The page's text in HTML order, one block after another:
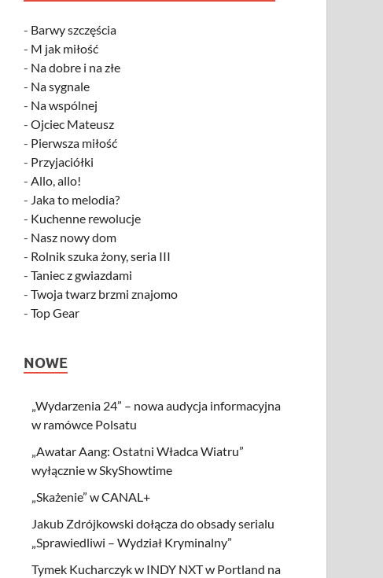
- Barwy szczęścia
- M jak miłość
- Na dobre i na złe
- Na sygnale
- Na wspólnej
-Ojciec Mateusz
- Pierwsza miłość
- Przyjaciółki
-Allo, allo!
- Jaka to melodia?
- Kuchenne rewolucje
- Nasz nowy dom
- Rolnik szuka żony, seria III
-Taniec z gwiazdami
-Twoja twarz brzmi znajomo
-Top Gear
NOWE
„Wydarzenia 24” – nowa audycja informacyjna
w ramówce Polsatu
„Awatar Aang: Ostatni Władca Wiatru”
wyłącznie w SkyShowtime
„Skażenie” w CANAL+
Jakub Zdrójkowski dołącza do obsady serialu
„Sprawiedliwi – Wydział Kryminalny”
Tymek Kucharczyk w INDY NXT w Portland na